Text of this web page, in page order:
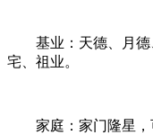
基业：天德、月德
宅、祖业。
家庭：家门隆星，